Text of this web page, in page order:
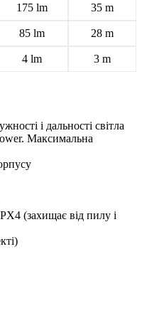
175 lm 35 m
85 lm 28 m
4 lm 3 m
і дальності світла
Максимальна
(захищає від пилу і